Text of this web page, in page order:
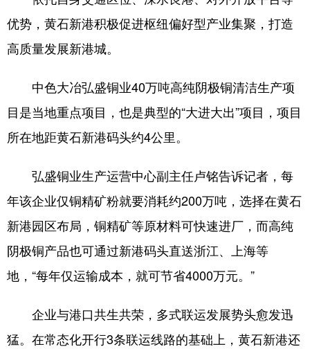
优势，黄石新港积极促进枢纽偏好型产业集聚，打造
高质量发展新港城。
中色大冶弘盛铜业40万吨高纯阴极铜清洁生产项
目是当地重点项目，也是典型的“大进大出”项目，项目
所在地距黄石新港码头约4公里。
弘盛铜业生产运营中心副主任卢铭告诉记者，每
年该企业仅铜精矿粉就要消耗约200万吨，选择在黄石
新港园区布局，铜精矿等原材料可快速进厂，而高纯
阴极铜产品也可通过新港码头直送浙江、上海等
地，“每年仅运输成本，就可节省4000万元。”
企业与港口共生共荣，多式联运发展势头愈发迅
猛。在常态化开行3条联运线路的基础上，黄石新港还